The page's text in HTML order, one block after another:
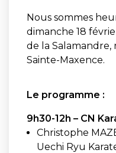
Nous sommes
dimanche 18
de la
Sainte-Maxence.
Le programme :
9h30-12h – CN
Christophe
Uechi Ryu